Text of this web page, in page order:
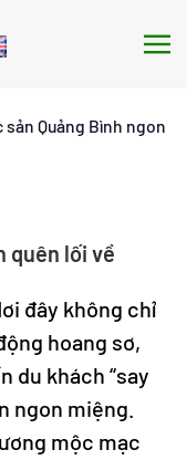
sản Quảng Bình ngon
quên lối về
đây không chỉ
hoang sơ,
du khách “say
ngon miệng.
mộc mạc